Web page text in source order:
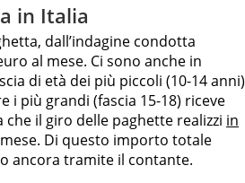
in Italia
dall’indagine condotta
al mese. Ci sono anche in
di età dei più piccoli (10-14 anni)
i più grandi (fascia 15-18) riceve
il giro delle paghette realizzi in
Di questo importo totale
ancora tramite il contante.